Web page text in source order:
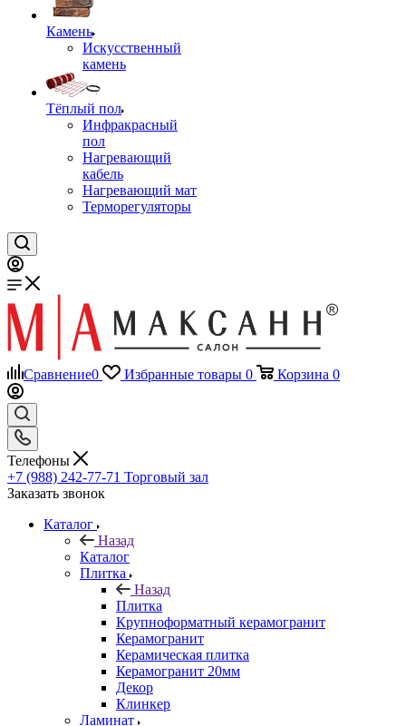
Камень
Искусственный
камень
Тёплый пол
Инфракрасный
пол
Нагревающий
кабель
Нагревающий мат
Терморегуляторы
Сравнение0 Избранные товары 0 Корзина 0
Телефоны
+7 (988) 242-77-71 Торговый зал
Заказать звонок
Каталог
Назад
Каталог
Плитка
Назад
Плитка
Крупноформатный керамогранит
Керамогранит
Керамическая плитка
Керамогранит 20мм
Декор
Клинкер
Ламинат